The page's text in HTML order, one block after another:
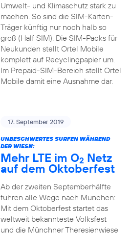
Umwelt- und Klimaschutz stark zu
machen. So sind die SIM-Karten-
Träger künftig nur noch halb so
groß (Half SIM). Die SIM-Packs für
Neukunden stellt Ortel Mobile
komplett auf Recyclingpapier um.
Im Prepaid-SIM-Bereich stellt Ortel
Mobile damit eine Ausnahme dar.
17. September 2019
UNBESCHWERTES SURFEN WÄHREND
DER WIESN:
Mehr LTE im O2 Netz
auf dem Oktoberfest
Ab der zweiten Septemberhälfte
führen alle Wege nach München:
Mit dem Oktoberfest startet das
weltweit bekannteste Volksfest
und die Münchner Theresienwiese